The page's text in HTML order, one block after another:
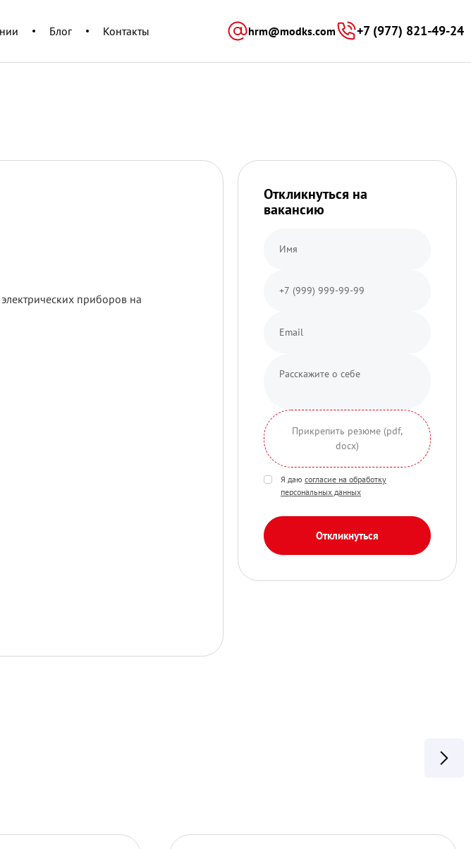
})
Блог Контакты hrm@modks.com +7 (977) 821-49-24
приборов на
Откликнуться на
вакансию
Прикрепить резюме (pdf,
docx)
Я даю согласие на обработку
персональных данных
Откликнуться